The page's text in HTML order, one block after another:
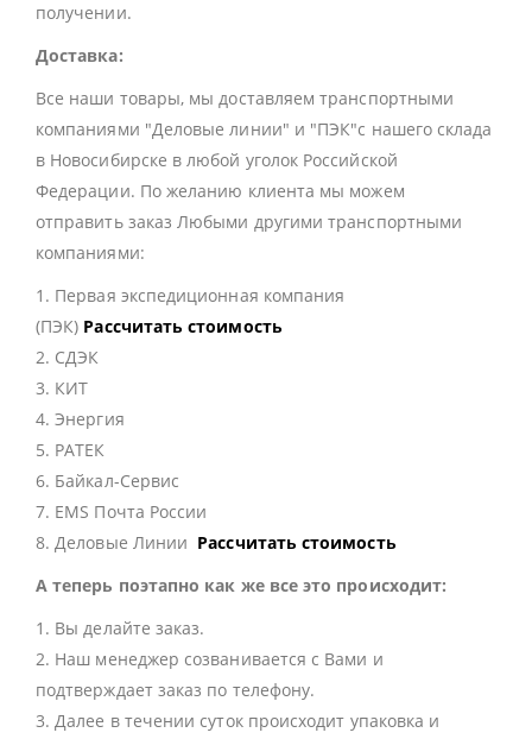
получении.
Доставка:
Все наши товары, мы доставляем транспортными
компаниями "Деловые линии" и "ПЭК"с нашего склада
в Новосибирске в любой уголок Российской
Федерации. По желанию клиента мы можем
отправить заказ Любыми другими транспортными
компаниями:
1. Первая экспедиционная компания
(ПЭК) Рассчитать стоимость
2. СДЭК
3. КИТ
4. Энергия
5. РАТЕК
6. Байкал-Сервис
7. EMS Почта России
8. Деловые Линии Рассчитать стоимость
А теперь поэтапно как же все это происходит:
1. Вы делайте заказ.
2. Наш менеджер созванивается с Вами и
подтверждает заказ по телефону.
3. Далее в течении суток происходит упаковка и